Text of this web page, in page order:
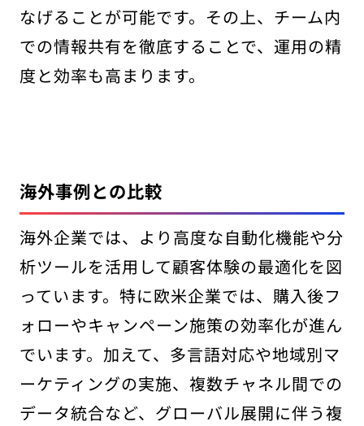
なげることが可能です。その上、チーム内
での情報共有を徹底することで、運用の精
度と効率も高まります。
海外事例との比較
海外企業では、より高度な自動化機能や分
析ツールを活用して顧客体験の最適化を図
っています。特に欧米企業では、購入後フ
ォローやキャンペーン施策の効率化が進ん
でいます。加えて、多言語対応や地域別マ
ーケティングの実施、複数チャネル間での
データ統合など、グローバル展開に伴う複